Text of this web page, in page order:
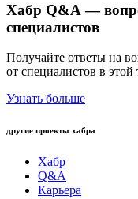
Хабр Q&A —
специалистов
Получайте ответы на
от специалистов в этой
Узнать больше
другие проекты хабра
Хабр
Q&A
Карьера